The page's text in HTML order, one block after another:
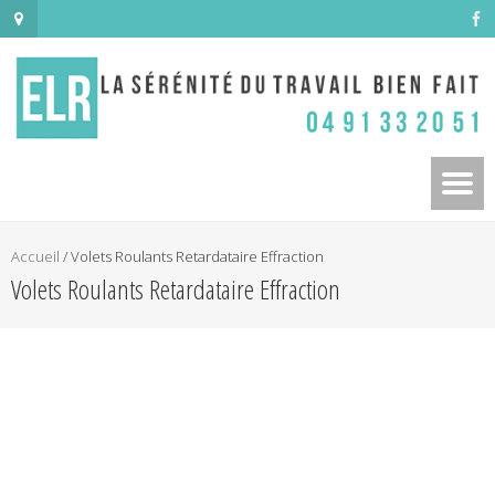
Accueil /Volets Roulants Retardataire Effraction
Volets Roulants Retardataire Effraction